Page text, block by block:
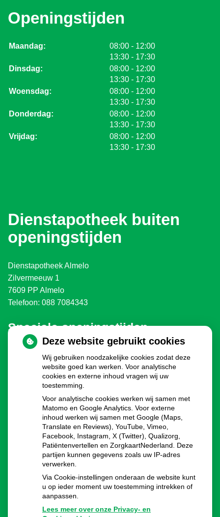
Openingstijden
Maandag: 08:00 tot
- 12:00
13:30 tot
- 17:30
Dinsdag:
08:00 tot
- 12:00
13:30 tot
- 17:30
Woensdag:
08:00 tot
- 12:00
13:30 tot
- 17:30
Donderdag:
08:00 tot
- 12:00
13:30 tot
- 17:30
Vrijdag:
08:00 tot
- 12:00
13:30 tot
- 17:30
Dienstapotheek buiten
openingstijden
Dienstapotheek Almelo
Zilvermeeuw 1
7609 PP Almelo
Telefoon: 088 7084343
Speciale openingstijden
Eerste en Tweede Paasdag:gesloten
Koningsdag:gesloten
Bevrijdingsdag 2030, 2035, 2040 enz.:gesloten
Hemelvaartsdag:gesloten
Pinksteren:
gesloten
Dag voor kerst:8.00 - 16.00u
Eerste en Tweede Kerstdag:gesloten
Oudejaarsdag:8.00 - 16.00u
Nieuwjaarsdag:gesloten
Deze website gebruikt cookies
Wij gebruiken noodzakelijke cookies zodat deze
website goed kan werken. Voor analytische
cookies en externe inhoud vragen wij uw
toestemming.
Voor analytische cookies werken wij samen met
Matomo en Google Analytics. Voor externe
inhoud werken wij samen met Google (Maps,
Translate en Reviews), YouTube, Vimeo,
Facebook, Instagram, X (Twitter), Qualizorg,
Patiëntenvertellen en ZorgkaartNederland. Deze
partijen kunnen gegevens zoals uw IP-adres
verwerken.
Via Cookie-instellingen onderaan de website kunt
u op ieder moment uw toestemming intrekken of
aanpassen.
Lees meer over onze Privacy- en